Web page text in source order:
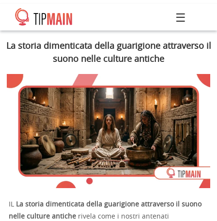
☰
La storia dimenticata della guarigione attraverso il
suono nelle culture antiche
IL La storia dimenticata della guarigione attraverso il suono
nelle culture antiche rivela come i nostri antenati